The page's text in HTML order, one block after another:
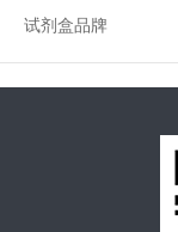
试剂盒品牌